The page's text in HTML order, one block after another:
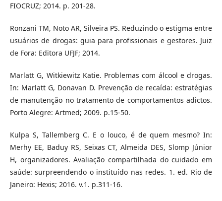
FIOCRUZ; 2014. p. 201-28.
Ronzani TM, Noto AR, Silveira PS. Reduzindo o estigma entre
usuários de drogas: guia para profissionais e gestores. Juiz
de Fora: Editora UFJF; 2014.
Marlatt G, Witkiewitz Katie. Problemas com álcool e drogas.
In: Marlatt G, Donavan D. Prevenção de recaída: estratégias
de manutenção no tratamento de comportamentos adictos.
Porto Alegre: Artmed; 2009. p.15-50.
Kulpa S, Tallemberg C. E o louco, é de quem mesmo? In:
Merhy EE, Baduy RS, Seixas CT, Almeida DES, Slomp Júnior
H, organizadores. Avaliação compartilhada do cuidado em
saúde: surpreendendo o instituído nas redes. 1. ed. Rio de
Janeiro: Hexis; 2016. v.1. p.311-16.